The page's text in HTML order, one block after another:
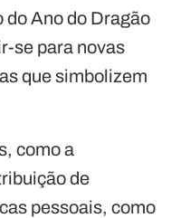
do Ano do Dragão
se para novas
que simbolizem
como a
de
pessoais, como